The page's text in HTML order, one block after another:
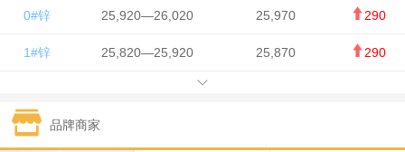
0#锌 25,920—26,020 25,970 290
1#锌 25,820—25,920 25,870 290
1#锡 434,000—436,000
品牌商家